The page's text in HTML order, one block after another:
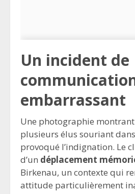
Un incident de
embarrassant
Une photographie
plusieurs élus souriant
provoqué l’indignation. Le
d’un déplacement
Birkenau, un contexte qui
attitude particulièrement